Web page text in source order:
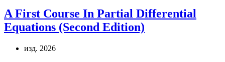
A First Course In Partial Differential
Equations (Second Edition)
изд. 2026